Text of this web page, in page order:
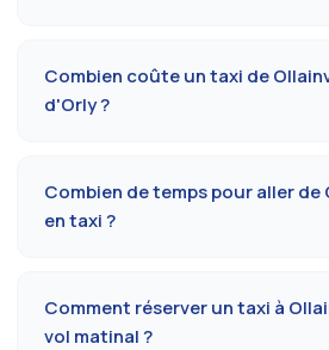
09 80 80 04 62
. Confirmation par SMS
en charge dans la commune en 10 à
Combien coûte un taxi de
d'Orly ?
dimanche ou les jours fériés. Tarif
réglementé préfectoral 91.
Combien de temps pour aller de
en taxi ?
et le terminal (Orly 1, 2, 3 ou 4).
supplémentaires en heure de
Comment réserver un taxi à
vol matinal ?